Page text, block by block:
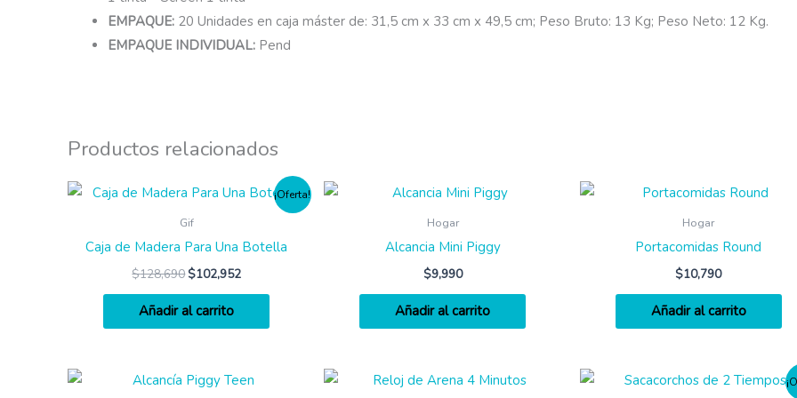
EMPAQUE: 20 Unidades en caja máster de: 31,5 cm x 33 cm x 49,5 cm; Peso Bruto: 13 Kg; Peso Neto: 12 Kg.
EMPAQUE INDIVIDUAL: Pend
Productos relacionados
¡Oferta!
Gif
Caja de Madera Para Una Botella
$128,690$102,952
Añadir al carrito
Hogar
Alcancia Mini Piggy
$9,990
Añadir al carrito
Hogar
Portacomidas Round
$10,790
Añadir al carrito